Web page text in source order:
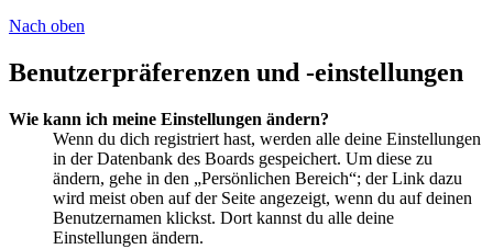
Nach oben
Benutzerpräferenzen und -einstellungen
Wie kann ich meine Einstellungen ändern?
Wenn du dich registriert hast, werden alle deine Einstellungen
in der Datenbank des Boards gespeichert. Um diese zu
ändern, gehe in den „Persönlichen Bereich“; der Link dazu
wird meist oben auf der Seite angezeigt, wenn du auf deinen
Benutzernamen klickst. Dort kannst du alle deine
Einstellungen ändern.